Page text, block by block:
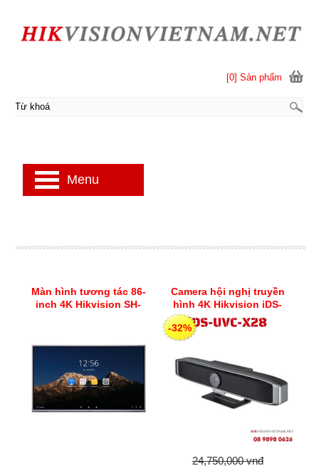
Màn hình tương tác 86-
inch 4K Hikvision SH-
Camera hội nghị truyền
hình 4K Hikvision iDS-
UVC-X28
-32%
24,750,000 vnđ
[0] Sản phẩm
Menu